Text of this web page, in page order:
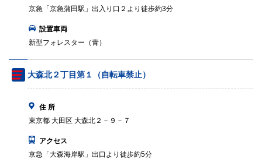
京急「京急蒲田駅」出入り口２より徒歩約3分
設置車両
新型フォレスター（青）
大森北２丁目第１（自転車禁止）
住 所
東京都 大田区 大森北２－９－７
アクセス
京急「大森海岸駅」出口より徒歩約5分